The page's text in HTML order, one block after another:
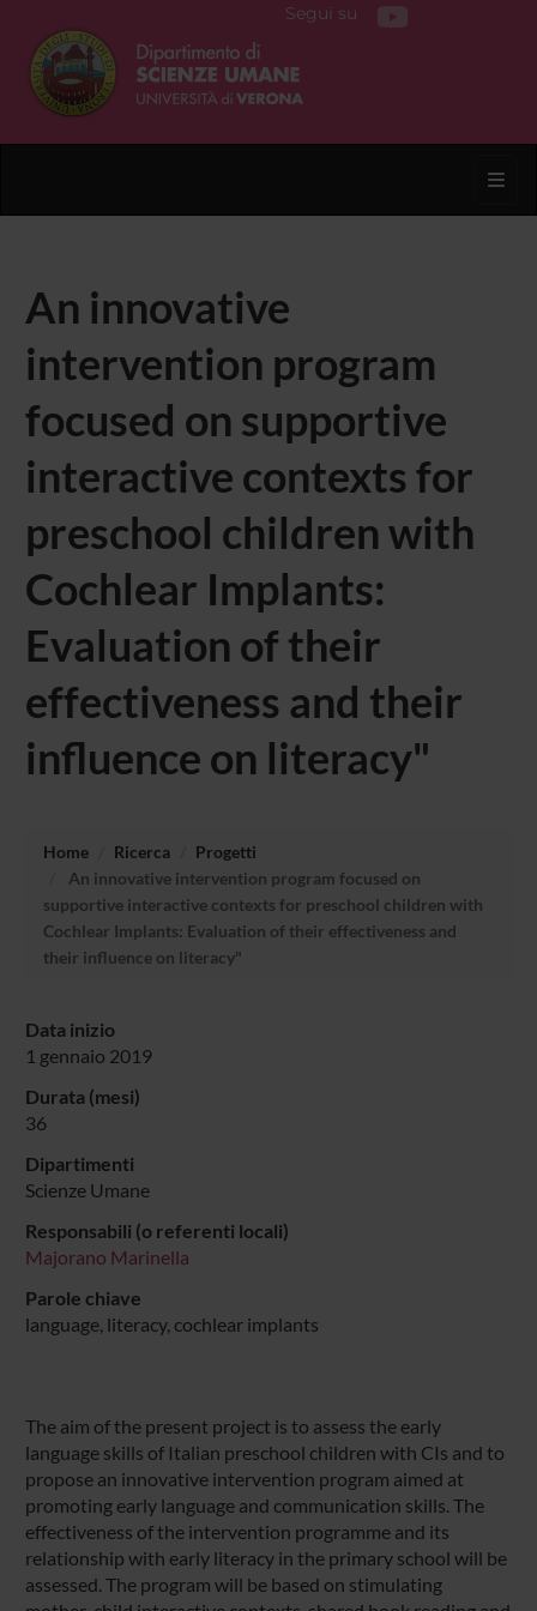
Segui su
An innovative
intervention program
focused on supportive
interactive contexts for
preschool children with
Cochlear Implants:
Evaluation of their
effectiveness and their
influence on literacy"
Home Ricerca
Progetti
An innovative intervention program focused on
supportive interactive contexts for preschool children with
Cochlear Implants: Evaluation of their effectiveness and
their influence on literacy"
Data inizio
1 gennaio 2019
Durata (mesi)
36
Dipartimenti
Scienze Umane
Responsabili (o referenti locali)
Majorano Marinella
Parole chiave
language, literacy, cochlear implants
The aim of the present project is to assess the early
language skills of Italian preschool children with CIs and to
propose an innovative intervention program aimed at
promoting early language and communication skills. The
effectiveness of the intervention programme and its
relationship with early literacy in the primary school will be
assessed. The program will be based on stimulating